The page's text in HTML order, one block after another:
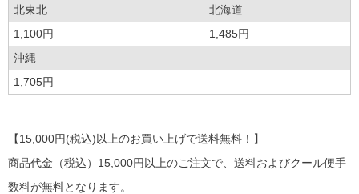
北東北
北海道
1,100円
1,485円
沖縄
1,705円
【15,000円(税込)以上のお買い上げで送料無料！】
商品代金（税込）15,000円以上のご注文で、送料およびクール便手
数料が無料となります。